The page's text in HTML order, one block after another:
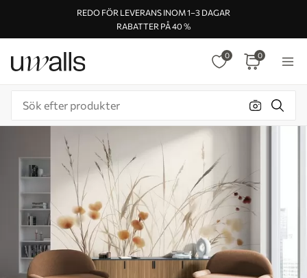
REDO FÖR LEVERANS INOM 1–3 DAGAR
RABATTER PÅ 40 %
0 0